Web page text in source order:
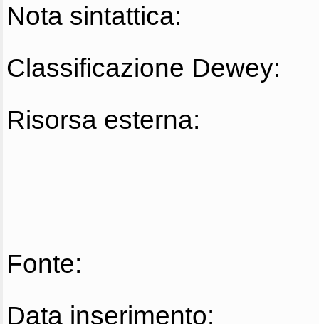
Nota sintattica:
Classificazione Dewey:
Risorsa esterna:
Fonte:
Data inserimento: